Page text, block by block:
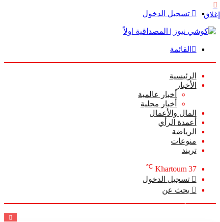
تسجيل الدخول
القائمة
الرئيسية
الأخبار
أخبار عالمية
أخبار محلية
المال والأعمال
أعمدة الرأي
الرياضة
منوعات
تريند
Khartoum 37
℃
تسجيل الدخول
بحث عن
إغلاق